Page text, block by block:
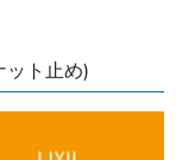
ト止め)